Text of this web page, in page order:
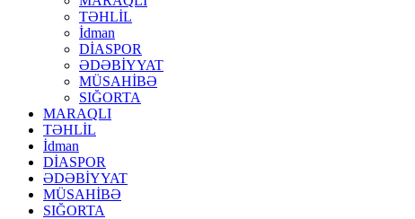
TƏHLİL
İdman
DİASPOR
ƏDƏBİYYAT
MÜSAHİBƏ
SIĞORTA
MARAQLI
TƏHLİL
İdman
DİASPOR
ƏDƏBİYYAT
MÜSAHİBƏ
SIĞORTA